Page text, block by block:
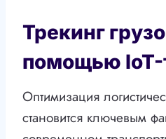
Трекинг
помощью IoT-
Оптимизация
становится ключевым